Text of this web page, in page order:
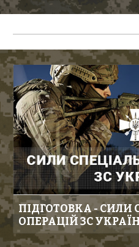
ПІДГОТОВКА - СИЛИ
ОПЕРАЦІЙ ЗС